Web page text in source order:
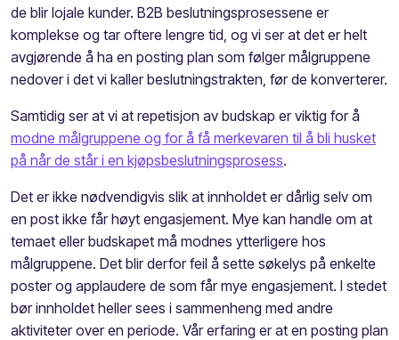
de blir lojale kunder. B2B beslutningsprosessene er
komplekse og tar oftere lengre tid, og vi ser at det er helt
avgjørende å ha en posting plan som følger målgruppene
nedover i det vi kaller beslutningstrakten, før de konverterer.
Samtidig ser at vi at repetisjon av budskap er viktig for å
modne målgruppene og for å få merkevaren til å bli husket
på når de står i en kjøpsbeslutningsprosess.
Det er ikke nødvendigvis slik at innholdet er dårlig selv om
en post ikke får høyt engasjement. Mye kan handle om at
temaet eller budskapet må modnes ytterligere hos
målgruppene. Det blir derfor feil å sette søkelys på enkelte
poster og applaudere de som får mye engasjement. I stedet
bør innholdet heller sees i sammenheng med andre
aktiviteter over en periode. Vår erfaring er at en posting plan